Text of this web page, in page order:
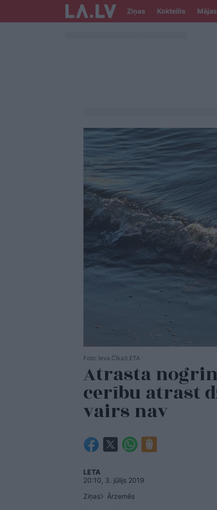
Ziņas Kokteilis Mājas
Foto: Ieva Čīka/LETA
Atrasta
cerību atrast
vairs nav
LETA
20:10, 3. jūlijs 2019
Ziņas
Ārzemēs